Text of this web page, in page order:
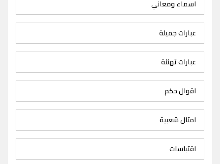
اسماء ومعاني
عبارات جميلة
عبارات تهنئة
اقوال حكم
امثال شعبية
اقتباسات